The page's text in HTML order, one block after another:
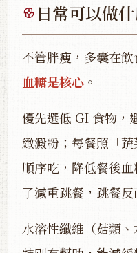
日常可以做
不管胖瘦，多囊在飲
血糖是核心 。
優先選低 GI 食物，
緻澱粉；每餐照「
順序吃，降低餐後
了減重跳餐，跳餐
水溶性纖維（菇類